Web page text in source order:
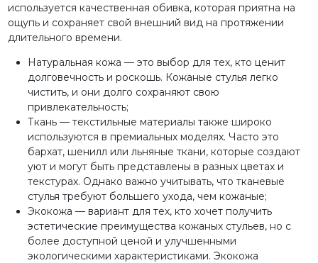
используется качественная обивка, которая приятна на
ощупь и сохраняет свой внешний вид на протяжении
длительного времени.
Натуральная кожа — это выбор для тех, кто ценит
долговечность и роскошь. Кожаные стулья легко
чистить, и они долго сохраняют свою
привлекательность;
Ткань — текстильные материалы также широко
используются в премиальных моделях. Часто это
бархат, шенилл или льняные ткани, которые создают
уют и могут быть представлены в разных цветах и
текстурах. Однако важно учитывать, что тканевые
стулья требуют большего ухода, чем кожаные;
Экокожа — вариант для тех, кто хочет получить
эстетические преимущества кожаных стульев, но с
более доступной ценой и улучшенными
экологическими характеристиками. Экокожа